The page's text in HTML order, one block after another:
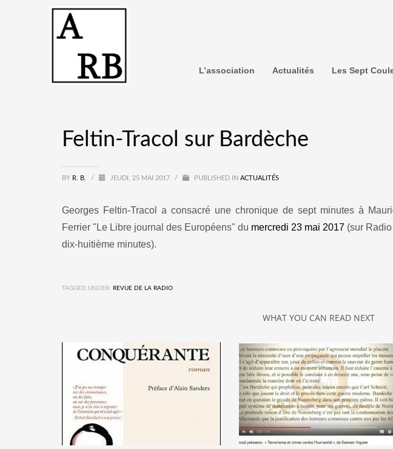
L’association Actualités Les Sept
Feltin-Tracol sur Bardèche
BY R. B. / JEUDI, 25 MAI 2017 / PUBLISHED IN ACTUALITÉS
Georges Feltin-Tracol a consacré une chronique de sept minutes à
Ferrier "Le Libre journal des Européens" du mercredi 23 mai 2017 (sur
dix-huitième minutes).
TAGGED UNDER: REVUE DE LA RADIO
WHAT YOU CAN READ NEXT